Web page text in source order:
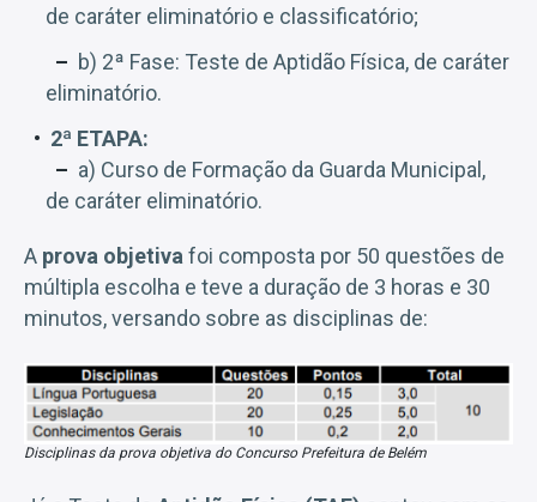
de caráter eliminatório e classificatório;
b) 2ª Fase: Teste de Aptidão Física, de caráter
eliminatório.
2ª ETAPA:
a) Curso de Formação da Guarda Municipal,
de caráter eliminatório.
A prova objetivafoi composta por 50 questões de
múltipla escolha e teve a duração de 3 horas e 30
minutos, versando sobre as disciplinas de:
Disciplinas da prova objetiva do Concurso Prefeitura de Belém